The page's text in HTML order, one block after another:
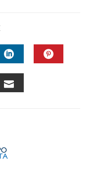
LINKEDIN